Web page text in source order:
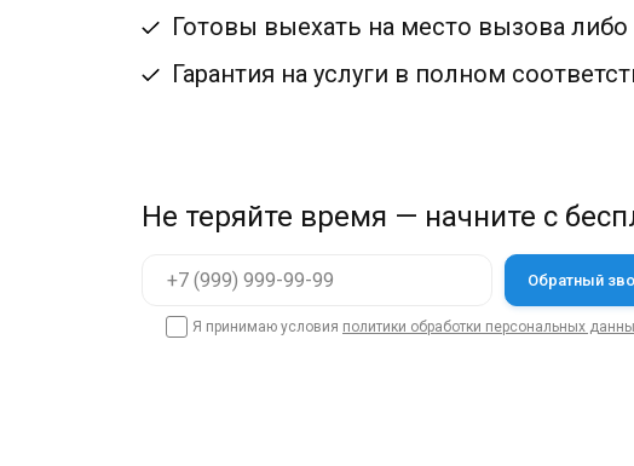
Готовы выехать на место вызова
Гарантия на услуги в полном
Не теряйте время — начните с
Я принимаю условия политики обработки персональных